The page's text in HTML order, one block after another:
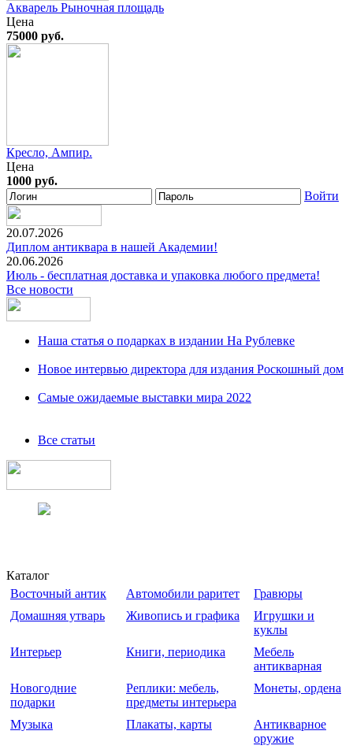
Акварель Рыночная площадь
Цена
75000 руб.
Кресло, Ампир.
Цена
1000 руб.
Войти
20.07.2026
Диплом антиквара в нашей Академии!
20.06.2026
Июль - бесплатная доставка и упаковка любого предмета!
Все новости
Наша статья о подарках в издании На Рублевке
Новое интервью директора для издания Роскошный дом
Самые ожидаемые выставки мира 2022
Все статьи
Каталог
Восточный антик
Автомобили раритет
Гравюры
Домашняя утварь
Живопись и графика
Игрушки и
куклы
Интерьер
Книги, периодика
Мебель
антикварная
Новогодние
подарки
Реплики: мебель,
предметы интерьера
Монеты, ордена
Музыка Плакаты, карты
Антикварное
оружие